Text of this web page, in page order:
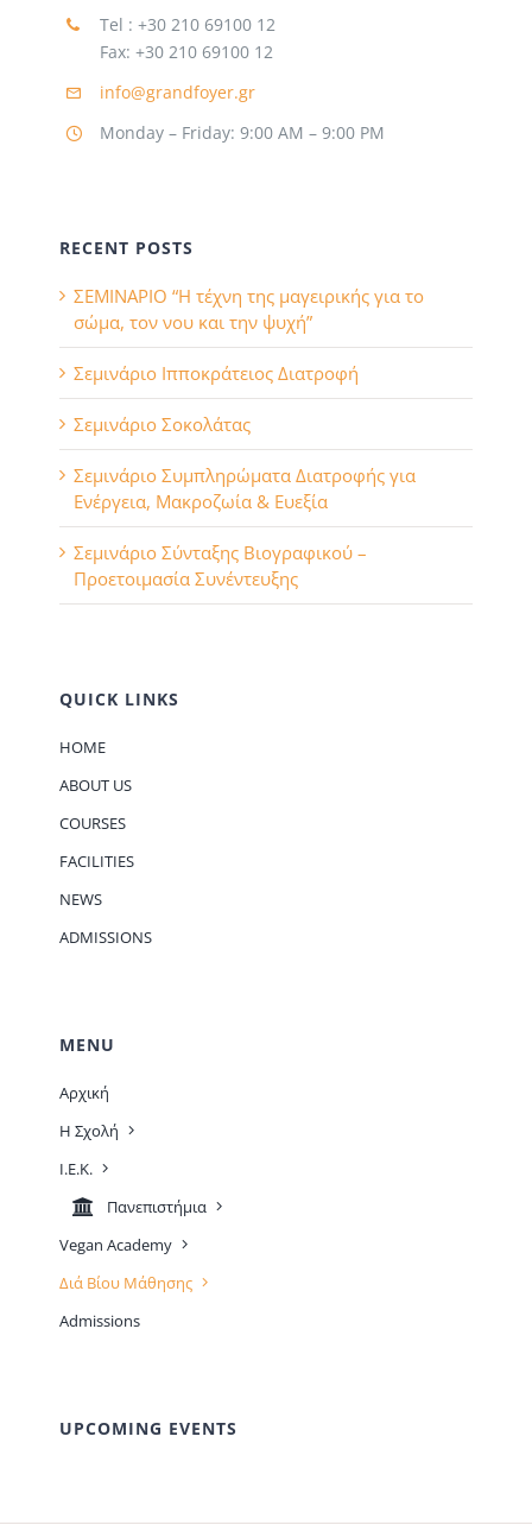
Tel : +30 210 69100 12
Fax: +30 210 69100 12
info@grandfoyer.gr
Monday – Friday: 9:00 AM – 9:00 PM
RECENT POSTS
ΣΕΜΙΝΑΡΙΟ “Η τέχνη της μαγειρικής για το
σώμα, τον νου και την ψυχή”
Σεμινάριο Ιπποκράτειος Διατροφή
Σεμινάριο Σοκολάτας
Σεμινάριο Συμπληρώματα Διατροφής για
Ενέργεια, Μακροζωία & Ευεξία
Σεμινάριο Σύνταξης Βιογραφικού –
Προετοιμασία Συνέντευξης
QUICK LINKS
HOME
ABOUT US
COURSES
FACILITIES
NEWS
ADMISSIONS
MENU
Αρχική
Η Σχολή
Ι.Ε.Κ.
Πανεπιστήμια
Vegan Academy
Διά Βίου Μάθησης
Admissions
UPCOMING EVENTS